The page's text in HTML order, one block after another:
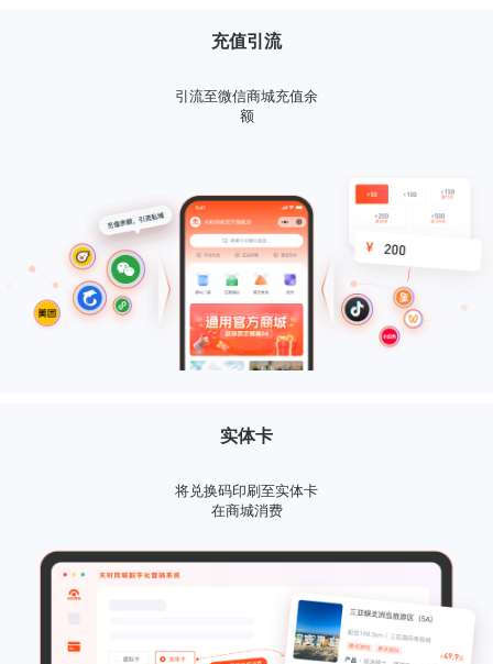
充值引流
引流至微信商城充值余
额
实体卡
将兑换码印刷至实体卡
在商城消费